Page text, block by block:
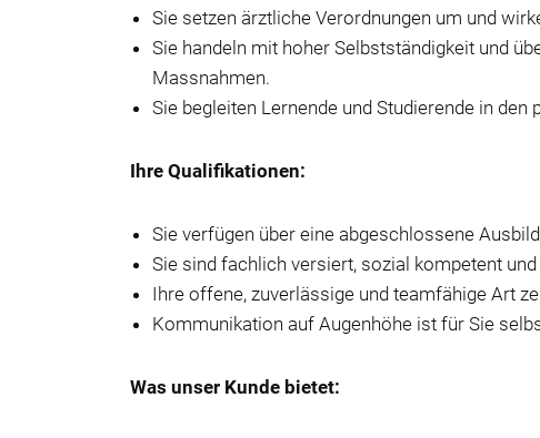
Sie setzen ärztliche Verordnungen um und
Sie handeln mit hoher Selbstständigkeit und
Massnahmen.
Sie begleiten Lernende und Studierende in den
Ihre Qualifikationen:
Sie verfügen über eine abgeschlossene
Sie sind fachlich versiert, sozial kompetent
Ihre offene, zuverlässige und teamfähige Art
Kommunikation auf Augenhöhe ist für Sie
Was unser Kunde bietet: